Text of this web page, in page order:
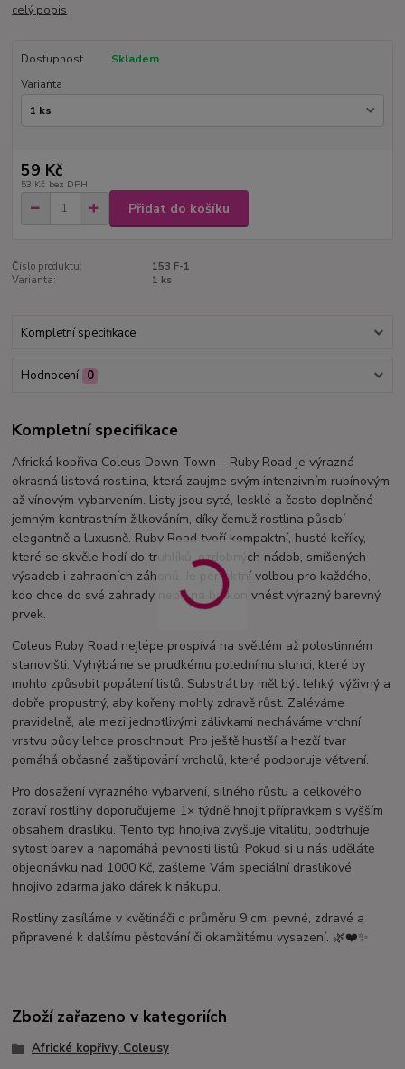
celý popis
Dostupnost
Skladem
Varianta
59 Kč
53 Kč bez DPH
Přidat do košíku
Číslo produktu:
153 F-1
Varianta:
1 ks
Kompletní specifikace
Hodnocení 0
Kompletní specifikace
Africká kopřiva Coleus Down Town – Ruby Road je výrazná
okrasná listová rostlina, která zaujme svým intenzivním rubínovým
až vínovým vybarvením. Listy jsou syté, lesklé a často doplněné
jemným kontrastním žilkováním, díky čemuž rostlina působí
elegantně a luxusně. Ruby Road tvoří kompaktní, husté keříky,
které se skvěle hodí do truhlíků, ozdobných nádob, smíšených
výsadeb i zahradních záhonů. Je perfektní volbou pro každého,
kdo chce do své zahrady nebo na balkon vnést výrazný barevný
prvek.
Coleus Ruby Road nejlépe prospívá na světlém až polostinném
stanovišti. Vyhýbáme se prudkému polednímu slunci, které by
mohlo způsobit popálení listů. Substrát by měl být lehký, výživný a
dobře propustný, aby kořeny mohly zdravě růst. Zaléváme
pravidelně, ale mezi jednotlivými zálivkami necháváme vrchní
vrstvu půdy lehce proschnout. Pro ještě hustší a hezčí tvar
pomáhá občasné zaštipování vrcholů, které podporuje větvení.
Pro dosažení výrazného vybarvení, silného růstu a celkového
zdraví rostliny doporučujeme 1× týdně hnojit přípravkem s vyšším
obsahem draslíku. Tento typ hnojiva zvyšuje vitalitu, podtrhuje
sytost barev a napomáhá pevnosti listů. Pokud si u nás uděláte
objednávku nad 1000 Kč, zašleme Vám speciální draslíkové
hnojivo zdarma jako dárek k nákupu.
Rostliny zasíláme v květináči o průměru 9 cm, pevné, zdravé a
připravené k dalšímu pěstování či okamžitému vysazení. 🌿❤️✨
Zboží zařazeno v kategoriích
Africké kopřivy, Coleusy